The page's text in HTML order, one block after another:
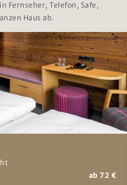
Fernseher, Telefon, Safe,
Haus ab.
ab 72 €